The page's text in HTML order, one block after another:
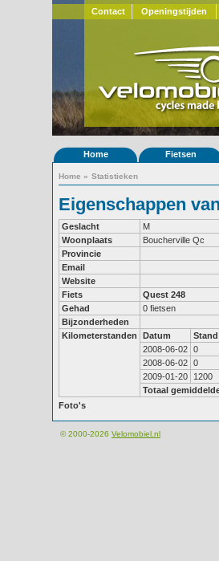
Contact Openingstijden
Home Fietsen
Home » Statistieken
Eigenschappen
Geslacht
M
Woonplaats
Boucherville Qc
Provincie
Email
Website
Fiets
Quest 248
Gehad
0 fietsen
Bijzonderheden
Kilometerstanden
Datum Stand
2008-06-02 0
2008-06-02 0
2009-01-20
1200
Totaal
Foto's
© 2000-2026 Velomobiel.nl